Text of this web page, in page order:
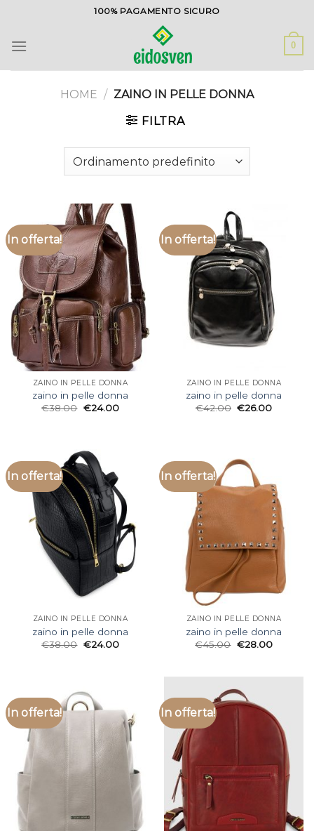
contenuti
100% PAGAMENTO SICURO
0
HOME / ZAINO IN PELLE DONNA
FILTRA
In offerta!
ZAINO IN PELLE DONNA
zaino in pelle donna
€38.00 €24.00
In offerta!
ZAINO IN PELLE DONNA
zaino in pelle donna
€42.00 €26.00
In offerta!
ZAINO IN PELLE DONNA
zaino in pelle donna
€38.00 €24.00
In offerta!
ZAINO IN PELLE DONNA
zaino in pelle donna
€45.00 €28.00
In offerta! In offerta!